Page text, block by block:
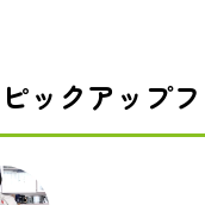
ピックアップ